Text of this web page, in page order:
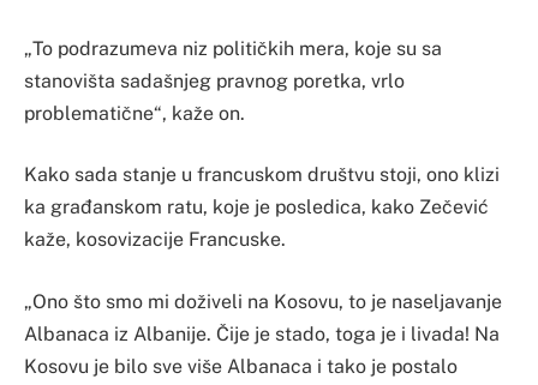
„To podrazumeva niz političkih mera, koje su sa
stanovišta sadašnjeg pravnog poretka, vrlo
problematične“, kaže on.
Kako sada stanje u francuskom društvu stoji, ono klizi
ka građanskom ratu, koje je posledica, kako Zečević
kaže, kosovizacije Francuske.
„Ono što smo mi doživeli na Kosovu, to je naseljavanje
Albanaca iz Albanije. Čije je stado, toga je i livada! Na
Kosovu je bilo sve više Albanaca i tako je postalo